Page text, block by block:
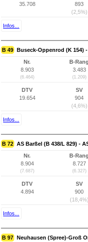
35.708
893
(2,5%)
Infos...
B 49 Buseck-Oppenrod (K 154)
Nr.
8.903
(6.464)
B-Rang
3.483
(1.209)
DTV
19.654
SV
904
(4,6%)
Infos...
B 72 AS Barßel (B 438/L 829) -
Nr.
8.904
(7.687)
B-Rang
8.727
(6.327)
DTV
4.894
SV
900
(18,4%)
Infos...
B 97 Neuhausen (Spree)-Groß